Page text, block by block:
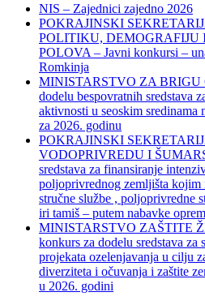
NIS – Zajednici zajedno 2026
POKRAJINSKI
POLITIKU, DEMOGRAFIJU
POLOVA – Javni konkursi –
Romkinja
MINISTARSTVO ZA BRIGU
dodelu bespovratnih sredstava
aktivnosti u seoskim
za 2026. godinu
POKRAJINSKI
VODOPRIVREDU I
sredstava za finansiranje
poljoprivrednog zemljišta kojim
stručne službe , poljoprivredne
iri tamiš ‒ putem nabavke
MINISTARSTVO ZAŠTITE
konkurs za dodelu sredstava za
projekata ozelenjavanja u cilju
diverziteta i očuvanja i zaštite
u 2026. godini